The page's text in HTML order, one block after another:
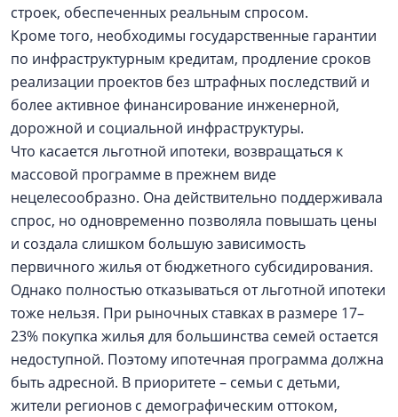
строек, обеспеченных реальным спросом.
Кроме того, необходимы государственные гарантии
по инфраструктурным кредитам, продление сроков
реализации проектов без штрафных последствий и
более активное финансирование инженерной,
дорожной и социальной инфраструктуры.
Что касается льготной ипотеки, возвращаться к
массовой программе в прежнем виде
нецелесообразно. Она действительно поддерживала
спрос, но одновременно позволяла повышать цены
и создала слишком большую зависимость
первичного жилья от бюджетного субсидирования.
Однако полностью отказываться от льготной ипотеки
тоже нельзя. При рыночных ставках в размере 17–
23% покупка жилья для большинства семей остается
недоступной. Поэтому ипотечная программа должна
быть адресной. В приоритете – семьи с детьми,
жители регионов с демографическим оттоком,